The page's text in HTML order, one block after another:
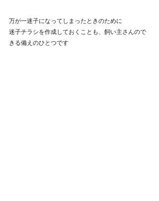
万が一迷子になってしまったときのために
迷子チラシを作成しておくことも、飼い主さんので
きる備えのひとつです